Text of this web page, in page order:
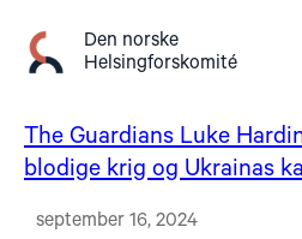
innhold
Den norske
Helsingforskomité
The Guardians Luke
blodige krig og Ukrainas
september 16, 2024